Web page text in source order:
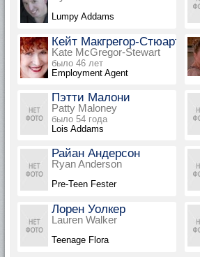
Lumpy Addams
Кейт Макгрегор-Стюарт
Kate McGregor-Stewart
было 46 лет
Employment Agent
Пэтти Малони
Patty Maloney
было 54 года
Lois Addams
Райан Андерсон
Ryan Anderson
Pre-Teen Fester
Лорен Уолкер
Lauren Walker
Teenage Flora